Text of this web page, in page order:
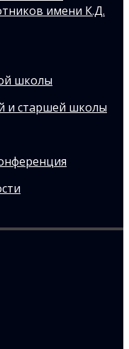
имени К.Д.
школы
и старшей школы